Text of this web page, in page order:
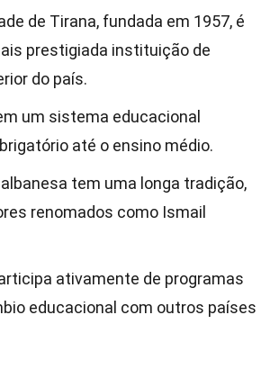
de Tirana, fundada em 1957, é
prestigiada instituição de
do país.
um sistema educacional
até o ensino médio.
tem uma longa tradição,
renomados como Ismail
ativamente de programas
educacional com outros países